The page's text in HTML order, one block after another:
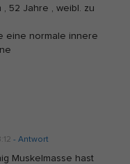
, 52 Jahre , weibl. zu
eine normale innere
- Antwort
Muskelmasse hast